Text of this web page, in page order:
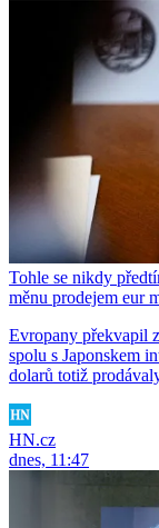
Tohle se nikdy
měnu prodejem eur
Evropany překvapil
spolu s Japonskem
dolarů totiž
HN.cz
dnes, 11:47